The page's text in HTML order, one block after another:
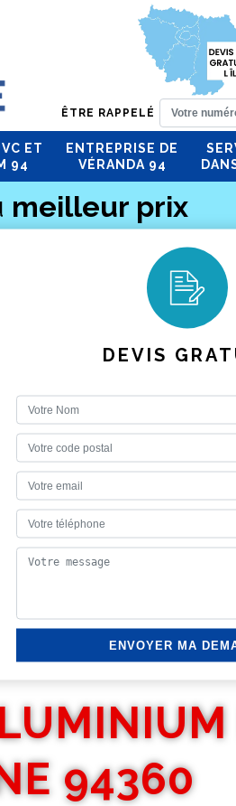
ÊTRE RAPPELÉ
ET
94
ENTREPRISE DE
VÉRANDA 94
meilleur prix
DEVIS
94360